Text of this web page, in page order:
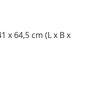
x 64,5 cm (L x B x